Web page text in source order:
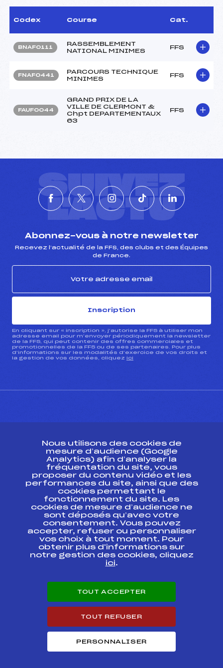
Codex Course Cat.
BNAF0111
RASSEMBLEMENT
NATIONAL MINIMES
FFS
FNAF0441
PARCOURS TECHNIQUE
MINIMES
FFS
FAUF0044
GRAND PRIX DE LA
VILLE DE CLERMONT &
Chpt DEPARTEMENTAUX
63
FFS
SUIVEZ
L'ACTU
Abonnez-vous à notre newsletter
Recevez l’actualité de la FFS, des clubs et des Équipes
de France.
Inscription
En cliquant sur « inscription », j’autorise la FFS à utiliser mon
adresse email pour m’envoyer périodiquement la newsletter
de la FFS, qui peut contenir des offres commerciales et
promotionnelles de la FFS ou de ses partenaires. Pour plus
d’informations sur les modalités d’exercice de vos droits et
la gestion de vos données, cliquez ici
ESPACE PRESSE
Ressources
Pass’Neige
Projet sportif fédéral
Projet de performance fédéral
Antidopage
Pôle Développement, Formation, Suivi
Scientifique
Listes ministérielles
Pôle vie de l’athlète
Carrières
Nous utilisons des cookies de
mesure d’audience (Google
Analytics) afin d’analyser la
fréquentation du site, vous
proposer du contenu vidéo et les
performances du site, ainsi que des
cookies permettant le
fonctionnement du site. Les
cookies de mesure d’audience ne
sont déposés qu’avec votre
consentement. Vous pouvez
accepter, refuser ou personnaliser
vos choix à tout moment. Pour
obtenir plus d'informations sur
notre gestion des cookies, cliquez
ici.
TOUT ACCEPTER
TOUT REFUSER
PERSONNALISER